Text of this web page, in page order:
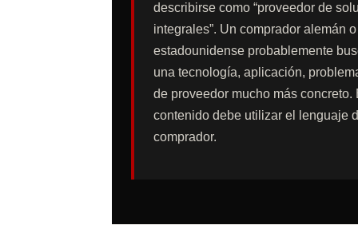
describirse como “proveedor de
integrales”. Un comprador alemán o
estadounidense probablemente
una tecnología, aplicación,
de proveedor mucho más concreto.
contenido debe utilizar el lenguaje
comprador.